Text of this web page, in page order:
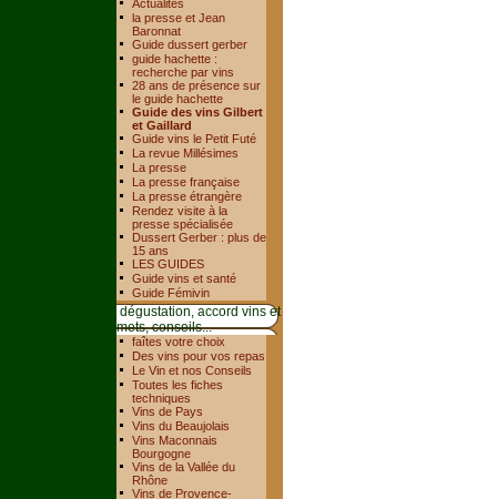
Actualités
la presse et Jean
Baronnat
Guide dussert gerber
guide hachette :
recherche par vins
28 ans de présence sur
le guide hachette
Guide des vins Gilbert
et Gaillard
Guide vins le Petit Futé
La revue Millésimes
La presse
La presse française
La presse étrangère
Rendez visite à la
presse spécialisée
Dussert Gerber : plus de
15 ans
LES GUIDES
Guide vins et santé
Guide Fémivin
dégustation, accord vins et
mets, conseils...
faîtes votre choix
Des vins pour vos repas
Le Vin et nos Conseils
Toutes les fiches
techniques
Vins de Pays
Vins du Beaujolais
Vins Maconnais
Bourgogne
Vins de la Vallée du
Rhône
Vins de Provence-